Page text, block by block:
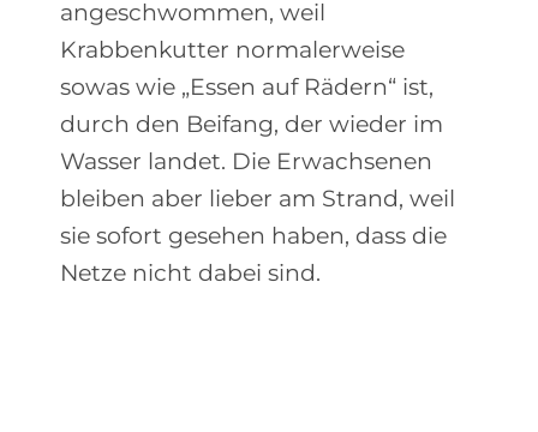
angeschwommen, weil
Krabbenkutter normalerweise
sowas wie „Essen auf Rädern“ ist,
durch den Beifang, der wieder im
Wasser landet. Die Erwachsenen
bleiben aber lieber am Strand, weil
sie sofort gesehen haben, dass die
Netze nicht dabei sind.